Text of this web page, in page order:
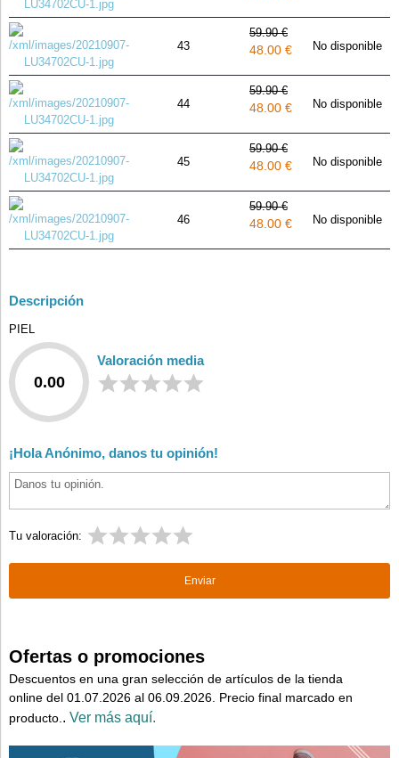
43
59.90 €
48.00 € No disponible
44
59.90 €
48.00 € No disponible
45
59.90 €
48.00 € No disponible
46
59.90 €
48.00 € No disponible
Descripción
PIEL
0.00
Valoración media
¡Hola Anónimo, danos tu opinión!
Tu valoración:
Ofertas o promociones
Descuentos en una gran selección de artículos de la tienda
online del 01.07.2026 al 06.09.2026. Precio final marcado en
producto. . Ver más aquí.